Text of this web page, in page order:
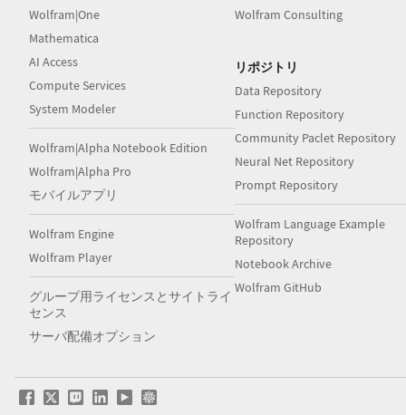
Wolfram|One
Mathematica
AI Access
Compute Services
System Modeler
Wolfram|Alpha Notebook Edition
Wolfram|Alpha Pro
モバイルアプリ
Wolfram Engine
Wolfram Player
グループ用ライセンスとサイトライ
センス
サーバ配備オプション
Wolfram Consulting
リポジトリ
Data Repository
Function Repository
Community Paclet Repository
Neural Net Repository
Prompt Repository
Wolfram Language Example
Repository
Notebook Archive
Wolfram GitHub